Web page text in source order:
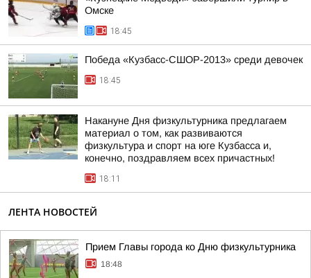
Омске
18:45
Победа «Кузбасс-СШОР-2013» среди девочек
18:45
Накануне Дня физкультурника предлагаем
материал о том, как развиваются
физкультура и спорт на юге Кузбасса и,
конечно, поздравляем всех причастных!
18:11
ЛЕНТА НОВОСТЕЙ
Прием Главы города ко Дню физкультурника
18:48